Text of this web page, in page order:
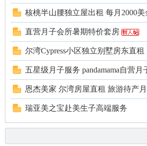
核桃半山腰独立屋出租 每月2000美
直营月子会所暑期特价套房
尔湾Cypress小区独立别墅房东直租
五星级月子服务 pandamama自营
恩杰美家 尔湾房屋直租 旅游待产
瑞亚美之宝赴美生子高端服务